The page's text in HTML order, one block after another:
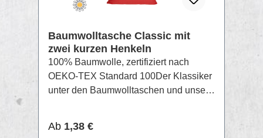
Baumwolltasche Classic mit
zwei kurzen Henkeln
100% Baumwolle, zertifiziert nach
OEKO-TEX Standard 100Der Klassiker
unter den Baumwolltaschen und unser
Eingeschlagene und umsäumte
Regulärer Preis:
Ab 1,38 €